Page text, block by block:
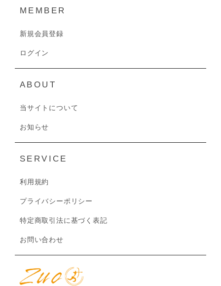
MEMBER
新規会員登録
ログイン
ABOUT
当サイトについて
お知らせ
SERVICE
利用規約
プライバシーポリシー
特定商取引法に基づく表記
お問い合わせ